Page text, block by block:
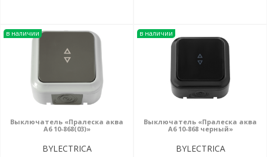
в наличии
Выключатель «Пралеска аква
А6 10-868(03)»
BYLECTRICA
в наличии
Выключатель «Пралеска аква
А6 10-868 черный»
BYLECTRICA